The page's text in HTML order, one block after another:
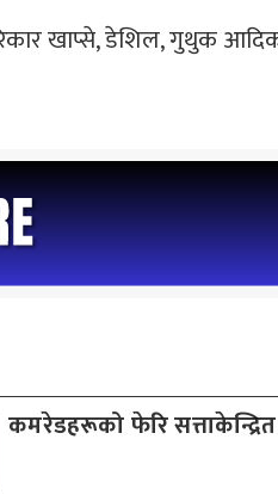
खाप्से, डेशिल, गुथुक
कमरेडहरूको फेरि